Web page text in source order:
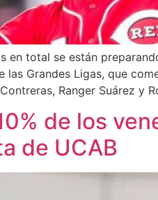
en total se están
las Grandes Ligas, que
Ranger Suárez y
de los
de UCAB